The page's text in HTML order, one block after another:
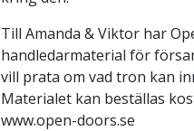
Till Amanda & Viktor har
handledarmaterial för
vill prata om vad tron kan
Materialet kan beställas
www.open-doors.se